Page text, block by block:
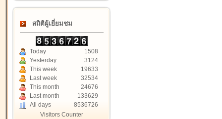
สถิติผู้เยี่ยมชม
Today
1508
Yesterday
3124
This week
19633
Last week
32534
This month
24676
Last month
133629
All days
8536726
Visitors Counter